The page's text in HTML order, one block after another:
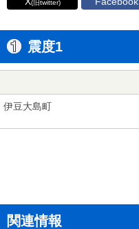
(旧twitter)
震度1
伊豆大島町
関連情報